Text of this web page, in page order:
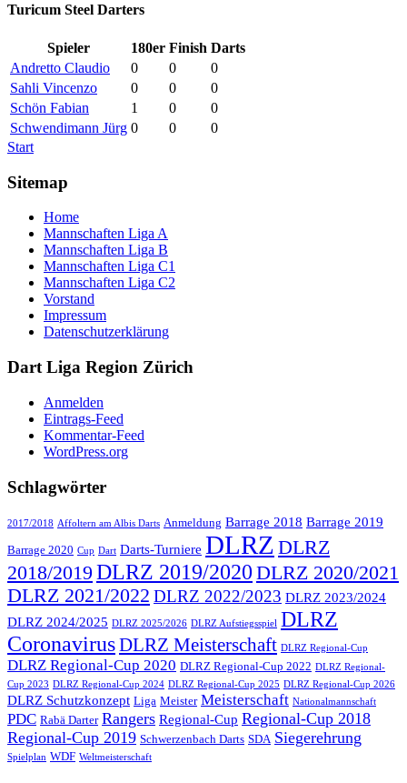
Turicum Steel Darters
Spieler 180er Finish Darts
Andretto Claudio
0 0
0
Sahli Vincenzo
0 0
0
Schön Fabian
1 0
0
Schwendimann Jürg 0 0
0
Start
Sitemap
Home
Mannschaften Liga A
Mannschaften Liga B
Mannschaften Liga C1
Mannschaften Liga C2
Vorstand
Impressum
Datenschutzerklärung
Dart Liga Region Zürich
Anmelden
Eintrags-Feed
Kommentar-Feed
WordPress.org
Schlagwörter
2017/2018 Affoltern am Albis Darts Anmeldung Barrage 2018 Barrage 2019
Barrage 2020 Cup Dart Darts-Turniere DLRZ DLRZ
2018/2019 DLRZ 2019/2020 DLRZ 2020/2021
DLRZ 2021/2022 DLRZ 2022/2023 DLRZ 2023/2024
DLRZ 2024/2025 DLRZ 2025/2026 DLRZ Aufstiegsspiel DLRZ
CoronavirusDLRZ Meisterschaft DLRZ Regional-Cup
DLRZ Regional-Cup 2020 DLRZ Regional-Cup 2022 DLRZ Regional-
Cup 2023 DLRZ Regional-Cup 2024 DLRZ Regional-Cup 2025 DLRZ Regional-Cup 2026
DLRZ Schutzkonzept Liga Meister Meisterschaft Nationalmannschaft
PDC Rabä Darter Rangers Regional-Cup Regional-Cup 2018
Regional-Cup 2019 Schwerzenbach Darts SDA Siegerehrung
Spielplan WDF Weltmeisterschaft